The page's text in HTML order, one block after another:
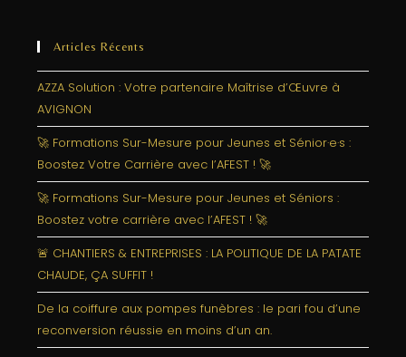
Articles Récents
AZZA Solution : Votre partenaire Maîtrise d’Œuvre à
AVIGNON
🚀 Formations Sur-Mesure pour Jeunes et Sénior·e·s :
Boostez Votre Carrière avec l’AFEST ! 🚀
🚀 Formations Sur-Mesure pour Jeunes et Séniors :
Boostez votre carrière avec l’AFEST ! 🚀
🚨 CHANTIERS & ENTREPRISES : LA POLITIQUE DE LA PATATE
CHAUDE, ÇA SUFFIT !
De la coiffure aux pompes funèbres : le pari fou d’une
reconversion réussie en moins d’un an.